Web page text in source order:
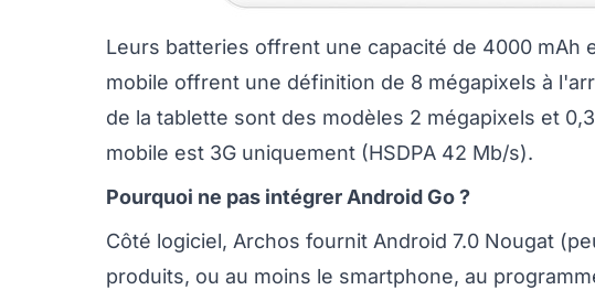
Leurs batteries offrent une capacité de 4000 mAh
mobile offrent une définition de 8 mégapixels à
de la tablette sont des modèles 2 mégapixels et
mobile est 3G uniquement (HSDPA 42 Mb/s).
Pourquoi ne pas intégrer Android Go ?
Côté logiciel, Archos fournit Android 7.0 Nougat
produits, ou au moins le smartphone, au